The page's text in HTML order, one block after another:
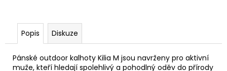
Popis Diskuze
Pánské outdoor kalhoty Kilia M jsou navrženy pro aktivní
muže, kteří hledají spolehlivý a pohodlný oděv do přírody